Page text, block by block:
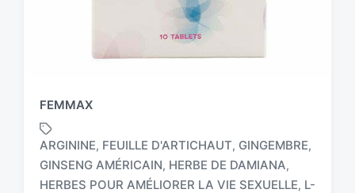
FEMMAX
T
ARGININE, FEUILLE D'ARTICHAUT, GINGEMBRE,
GINSENG AMÉRICAIN, HERBE DE DAMIANA,
HERBES POUR AMÉLIORER LA VIE SEXUELLE, L-